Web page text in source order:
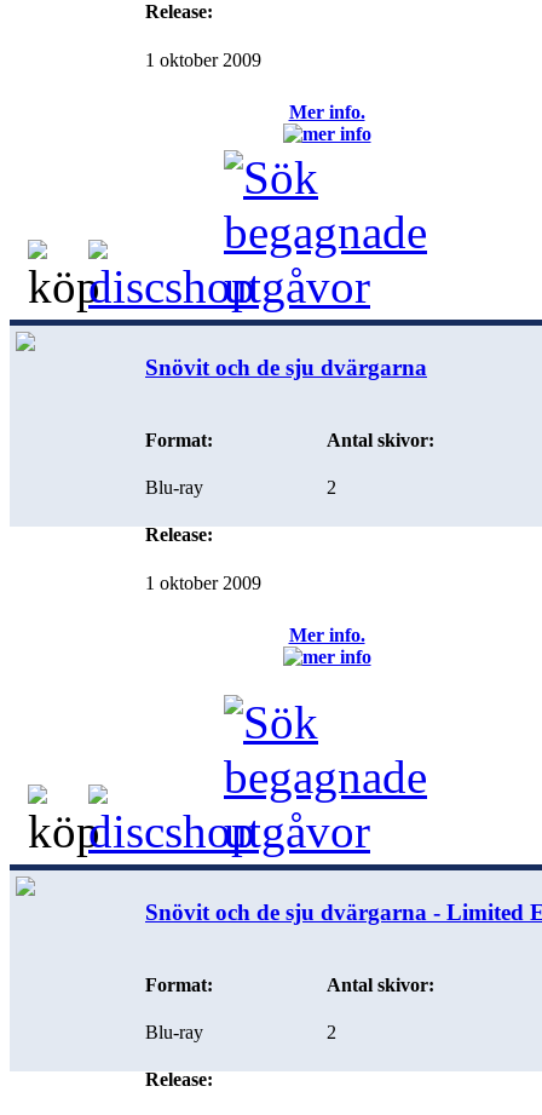
Release:
1 oktober 2009
Mer info.
Snövit och de sju dvärgarna
Format:
Blu-ray
Release:
1 oktober 2009
Antal skivor:
2
Mer info.
Snövit och de sju dvärgarna - Limited
Format:
Blu-ray
Release:
Antal skivor:
2